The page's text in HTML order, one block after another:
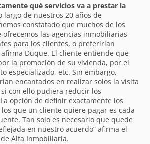
qué servicios va a prestar la
largo de nuestros 20 años de
constatado que muchos de los
ofrecemos las agencias inmobiliarias
para los clientes, o preferirían
Duque. El cliente entiende que
la promoción de su vivienda, por el
especializado, etc. Sin embargo,
encantados en realizar solos la visita
con ello pudiera reducir los
opción de definir exactamente los
que un cliente quiere pagar es cada
Tan solo es necesario que quede
en nuestro acuerdo” afirma el
Alfa Inmobiliaria.